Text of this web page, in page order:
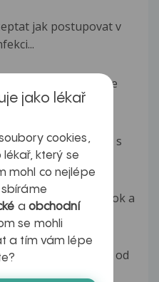
jak postupovat v
6 měsícu se
problémy s
snažíme marně již rok a
cestách se léčím už od
jako lékař
cookies,
který se
mohl co nejlépe
a obchodní
se mohli
a tím vám lépe